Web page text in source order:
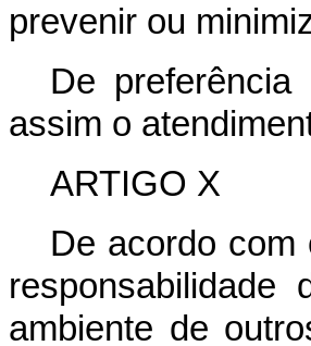
prevenir ou
De
assim o
ARTIGO X
De acordo com
ambiente de